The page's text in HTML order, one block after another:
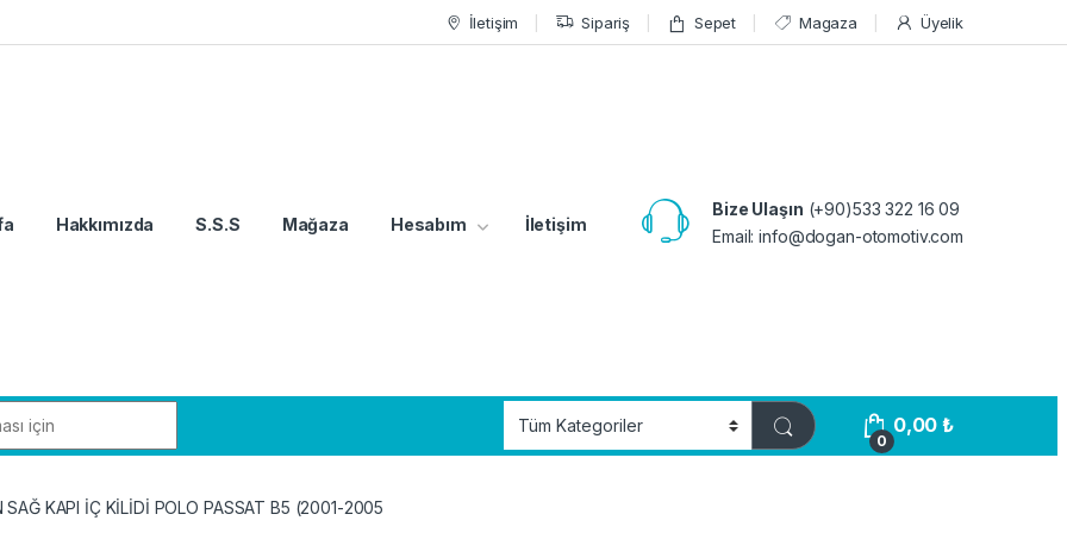
İletişim Sipariş Sepet Magaza Üyelik
Hakkımızda S.S.S Mağaza Hesabım İletişim
Bize Ulaşın (+90)533 322 16 09
Email:info@dogan-otomotiv.com
0
0,00₺
SAĞ KAPI İÇ KİLİDİ POLO PASSAT B5 (2001-2005